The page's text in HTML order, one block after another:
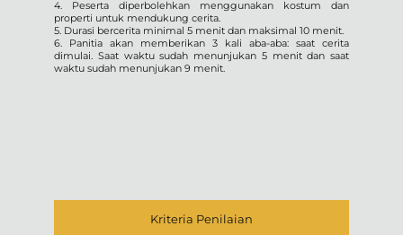
4. Peserta diperbolehkan menggunakan kostum dan
properti untuk mendukung cerita.
5. Durasi bercerita minimal 5 menit dan maksimal 10 menit.
6. Panitia akan memberikan 3 kali aba-aba: saat cerita
dimulai. Saat waktu sudah menunjukan 5 menit dan saat
waktu sudah menunjukan 9 menit.
Kriteria Penilaian